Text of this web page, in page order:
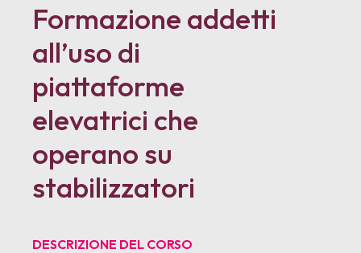
Formazione addetti
all’uso di
piattaforme
elevatrici che
operano su
stabilizzatori
DESCRIZIONE DEL CORSO